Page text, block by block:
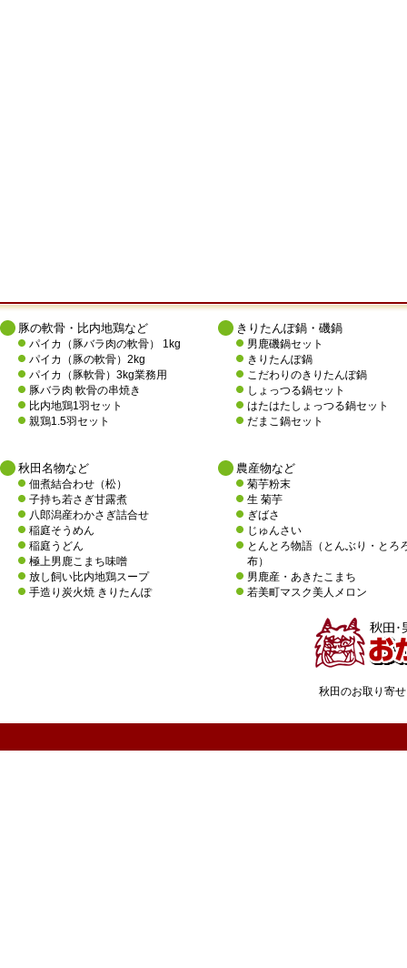
豚の軟骨・比内地鶏など
パイカ（豚バラ肉の軟骨） 1kg
パイカ（豚の軟骨）2kg
パイカ（豚軟骨）3kg業務用
豚バラ肉 軟骨の串焼き
比内地鶏1羽セット
親鶏1.5羽セット
きりたんぽ鍋・磯鍋
男鹿磯鍋セット
きりたんぽ鍋
こだわりのきりたんぽ鍋
しょっつる鍋セット
はたはたしょっつる鍋セット
だまこ鍋セット
秋田名物など
佃煮結合わせ（松）
子持ち若さぎ甘露煮
八郎潟産わかさぎ詰合せ
稲庭そうめん
稲庭うどん
極上男鹿こまち味噌
放し飼い比内地鶏スープ
手造り炭火焼 きりたんぽ
農産物など
菊芋粉末
生 菊芋
ぎばさ
じゅんさい
とんとろ物語（とんぶり・とろ
布）
男鹿産・あきたこまち
若美町マスク美人メロン
秋田のお取り寄